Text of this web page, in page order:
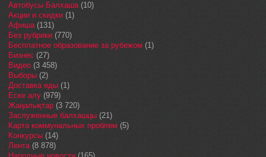
Автобусы Балхаша(10)
Акции и скидки (1)
Афиша(131)
Без рубрики (770)
Бесплатное образование за рубежом (1)
Бизнес (27)
Видео (3 458)
Выборы (2)
Доставка еды (1)
Еске алу (979)
Жаңалықтар (3 720)
Заслуженные балхашцы (21)
Карта коммунальных проблем (5)
Конкурсы (14)
Лента(8 878)